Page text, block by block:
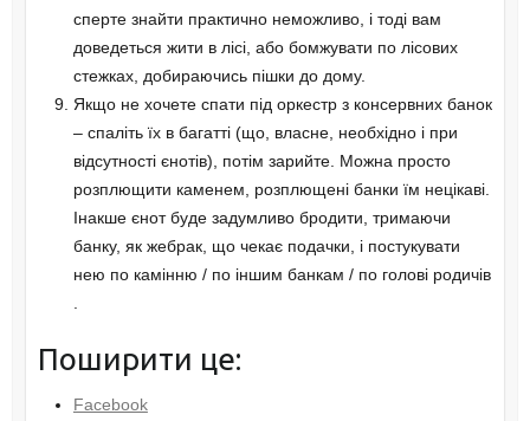
сперте знайти практично неможливо, і тоді вам
доведеться жити в лісі, або бомжувати по лісових
стежках, добираючись пішки до дому.
Якщо не хочете спати під оркестр з консервних банок
– спаліть їх в багатті (що, власне, необхідно і при
відсутності єнотів), потім зарийте. Можна просто
розплющити каменем, розплющені банки їм нецікаві.
Інакше єнот буде задумливо бродити, тримаючи
банку, як жебрак, що чекає подачки, і постукувати
нею по камінню / по іншим банкам / по голові родичів
Поширити це:
Facebook